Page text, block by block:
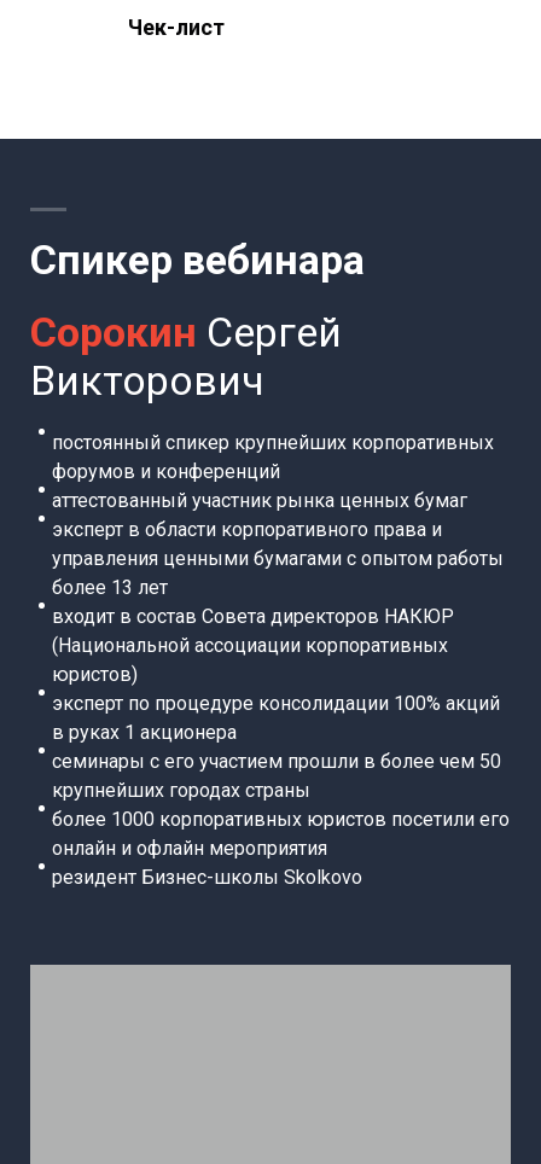
Чек-лист
Спикер вебинара
Сорокин Сергей
Викторович
постоянный спикер крупнейших корпоративных
форумов и конференций
аттестованный участник рынка ценных бумаг
эксперт в области корпоративного права и
управления ценными бумагами с опытом работы
более 13 лет
входит в состав Совета директоров НАКЮР
(Национальной ассоциации корпоративных
юристов)
эксперт по процедуре консолидации 100% акций
в руках 1 акционера
семинары с его участием прошли в более чем 50
крупнейших городах страны
более 1000 корпоративных юристов посетили его
онлайн и офлайн мероприятия
резидент Бизнес-школы Skolkovo